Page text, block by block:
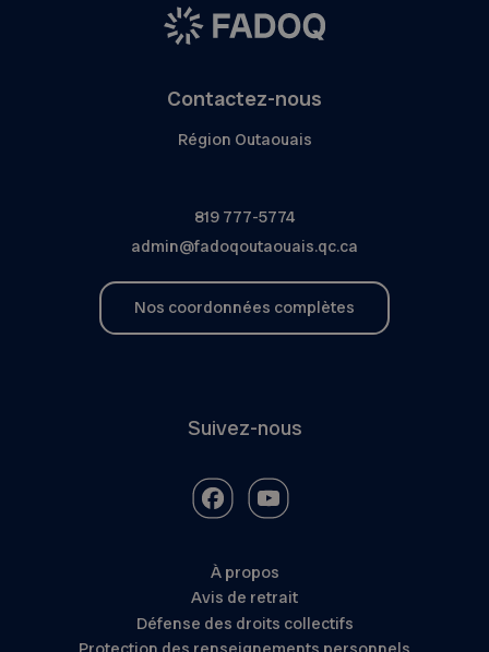
Contactez-nous
Région Outaouais
819 777-5774
admin@fadoqoutaouais.qc.ca
Nos coordonnées complètes
Suivez-nous
À propos
Avis de retrait
Défense des droits collectifs